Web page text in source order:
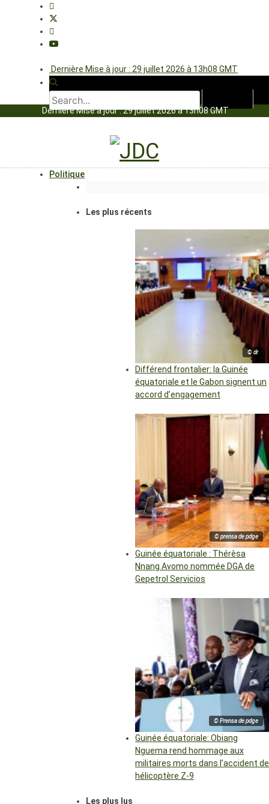
Dernière Mise à jour : 29 juillet 2026 à 13h08 GMT
Dernière Mise à jour : 29 juillet 2026 à 13h08 GMT
Politique
Les plus récents
© dr
Différend frontalier: la Guinée
équatoriale et le Gabon signent un
accord d’engagement
© prensa de pdge
Guinée équatoriale : Thérèsa
Nnang Avomo nommée DGA de
Gepetrol Servicios
© Prensa de pdge
Guinée équatoriale: Obiang
Nguema rend hommage aux
militaires morts dans l’accident de
hélicoptère Z-9
Les plus lus